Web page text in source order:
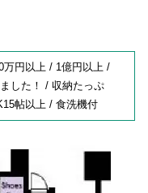
円以上 / 1億円以上 /
した！ / 収納たっぷ
帖以上 / 食洗機付